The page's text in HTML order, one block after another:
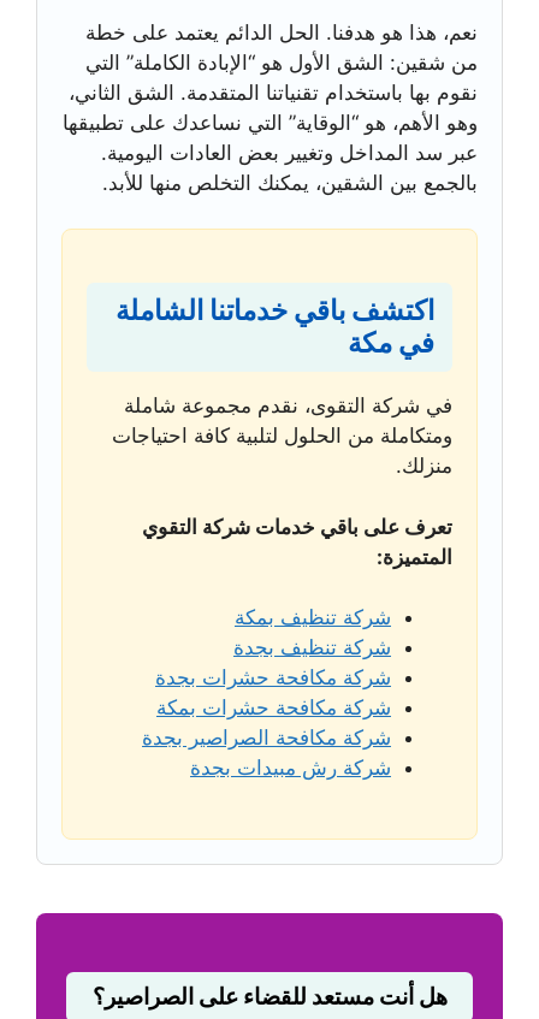
نعم، هذا هو هدفنا. الحل الدائم يعتمد على خطة
من شقين: الشق الأول هو “الإبادة الكاملة” التي
نقوم بها باستخدام تقنياتنا المتقدمة. الشق الثاني،
وهو الأهم، هو “الوقاية” التي نساعدك على تطبيقها
عبر سد المداخل وتغيير بعض العادات اليومية.
بالجمع بين الشقين، يمكنك التخلص منها للأبد.
اكتشف باقي خدماتنا الشاملة
في مكة
في شركة التقوى، نقدم مجموعة شاملة
ومتكاملة من الحلول لتلبية كافة احتياجات
منزلك.
تعرف على باقي خدمات شركة التقوي
المتميزة:
شركة تنظيف بمكة
شركة تنظيف بجدة
شركة مكافحة حشرات بجدة
شركة مكافحة حشرات بمكة
شركة مكافحة الصراصير بجدة
شركة رش مبيدات بجدة
هل أنت مستعد للقضاء على الصراصير؟